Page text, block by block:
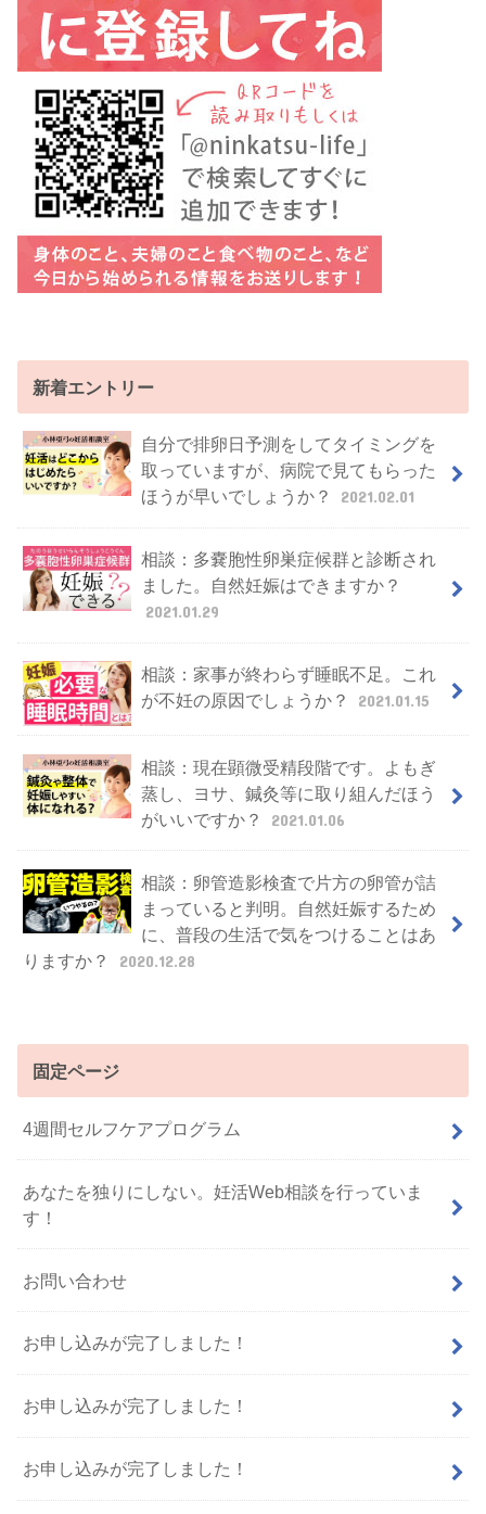
新着エントリー
自分で排卵日予測をしてタイミングを
取っていますが、病院で見てもらった
ほうが早いでしょうか？
2021.02.01
相談：多嚢胞性卵巣症候群と診断され
ました。自然妊娠はできますか？
2021.01.29
相談：家事が終わらず睡眠不足。これ
が不妊の原因でしょうか？
2021.01.15
相談：現在顕微受精段階です。よもぎ
蒸し、ヨサ、鍼灸等に取り組んだほう
がいいですか？
2021.01.06
相談：卵管造影検査で片方の卵管が詰
まっていると判明。自然妊娠するため
に、普段の生活で気をつけることはあ
りますか？
2020.12.28
固定ページ
4週間セルフケアプログラム
あなたを独りにしない。妊活Web相談を行っていま
す！
お問い合わせ
お申し込みが完了しました！
お申し込みが完了しました！
お申し込みが完了しました！